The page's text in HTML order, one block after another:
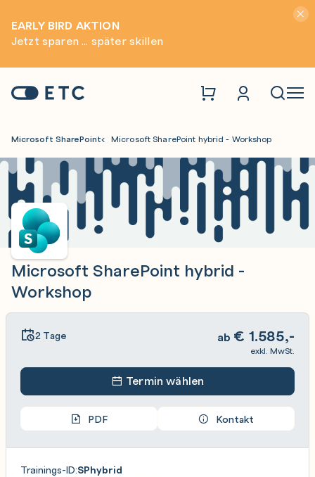
EARLY BIRD AKTION
Jetzt sparen ... später skillen
Startseite: ETC
Microsoft SharePoint Microsoft SharePoint hybrid - Workshop
Microsoft SharePoint hybrid -
Workshop
2 Tage ab € 1.585,-
exkl. MwSt.
Termin wählen
PDF Kontakt
Trainings-ID:SPhybrid